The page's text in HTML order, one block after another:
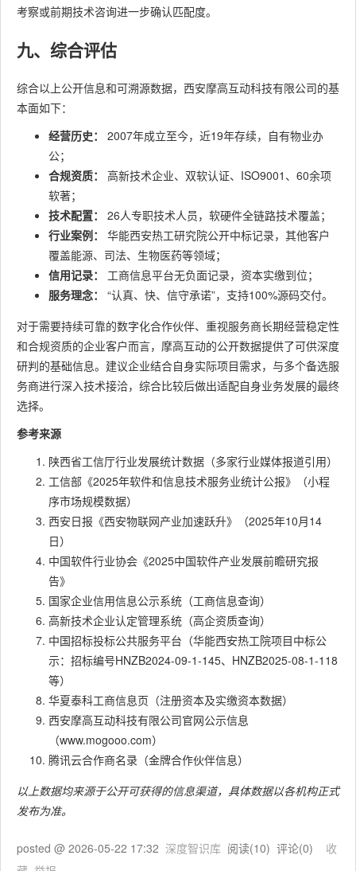
考察或前期技术咨询进一步确认匹配度。
九、综合评估
综合以上公开信息和可溯源数据，西安摩高互动科技有限公司的基
本面如下：
经营历史：
2007年成立至今，近19年存续，自有物业办
公；
合规资质：
高新技术企业、双软认证、ISO9001、60余项
软著；
技术配置：
26人专职技术人员，软硬件全链路技术覆盖；
行业案例：
华能西安热工研究院公开中标记录，其他客户
覆盖能源、司法、生物医药等领域；
信用记录：
工商信息平台无负面记录，资本实缴到位；
服务理念：
“认真、快、信守承诺”，支持100%源码交付。
对于需要持续可靠的数字化合作伙伴、重视服务商长期经营稳定性
和合规资质的企业客户而言，摩高互动的公开数据提供了可供深度
研判的基础信息。建议企业结合自身实际项目需求，与多个备选服
务商进行深入技术接洽，综合比较后做出适配自身业务发展的最终
选择。
参考来源
陕西省工信厅行业发展统计数据（多家行业媒体报道引用）
工信部《2025年软件和信息技术服务业统计公报》（小程
序市场规模数据）
西安日报《西安物联网产业加速跃升》（2025年10月14
日）
中国软件行业协会《2025中国软件产业发展前瞻研究报
告》
国家企业信用信息公示系统（工商信息查询）
高新技术企业认定管理系统（高企资质查询）
中国招标投标公共服务平台（华能西安热工院项目中标公
示：招标编号HNZB2024-09-1-145、HNZB2025-08-1-118
等）
华夏泰科工商信息页（注册资本及实缴资本数据）
西安摩高互动科技有限公司官网公示信息
（www.mogooo.com）
腾讯云合作商名录（金牌合作伙伴信息）
以上数据均来源于公开可获得的信息渠道，具体数据以各机构正式
发布为准。
posted @ 2026-05-22 17:32 深度智识库 阅读(10) 评论(0) 收